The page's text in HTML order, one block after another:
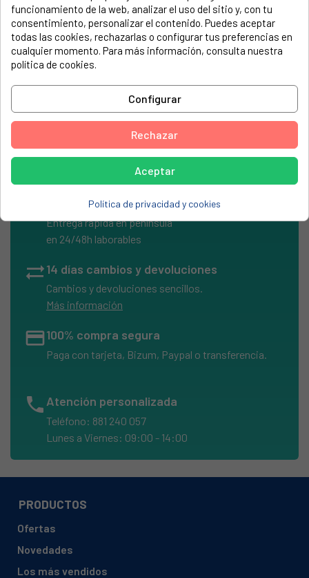
El número de modelo lo encontrarás en la etiqueta de tu
electrodoméstico. Suele estar formado por números y
letras.
Fusible cristal 10A 6x32mm
Envíos Express
Entrega rápida en península
en 24/48h laborables
sync_alt14 días cambios y devoluciones
Cambios y devoluciones sencillos.
Más información
credit_card100% compra segura
Paga con tarjeta, Bizum, Paypal o transferencia.
phone Atención personalizada
Teléfono: 881 240 057
Lunes a Viernes: 09:00 - 14:00
PRODUCTOS
Ofertas
Novedades
Los más vendidos
funcionamiento de la web, analizar el uso del sitio y, con tu
consentimiento, personalizar el contenido. Puedes aceptar
todas las cookies, rechazarlas o configurar tus preferencias en
cualquier momento. Para más información, consulta nuestra
política de cookies.
Configurar
Rechazar
Aceptar
Política de privacidad y cookies